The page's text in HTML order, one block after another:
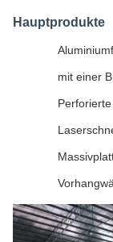
Hauptprodukte
mit einer